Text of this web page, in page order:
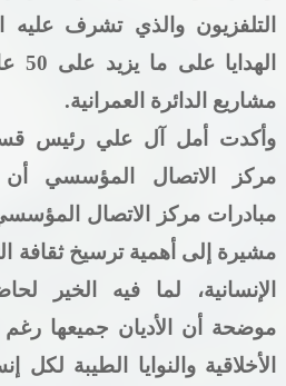
التلفزيون والذي تشرف عليه
الهدايا على ما يزيد على 50
مشاريع الدائرة العمرانية.
وأكدت أمل آل علي رئيس قسم
مركز الاتصال المؤسسي أن
مبادرات مركز الاتصال
مشيرة إلى أهمية ترسيخ ثقافة
الإنسانية، لما فيه الخير
موضحة أن الأديان جميعها رغم
الأخلاقية والنوايا الطيبة لكل